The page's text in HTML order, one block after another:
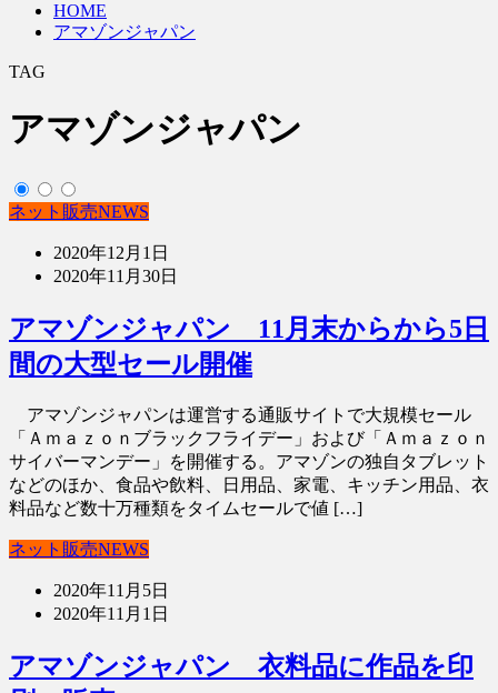
HOME
アマゾンジャパン
TAG
アマゾンジャパン
ネット販売NEWS
2020年12月1日
2020年11月30日
アマゾンジャパン 11月末からから5日
間の大型セール開催
アマゾンジャパンは運営する通販サイトで大規模セール
「Ａｍａｚｏｎブラックフライデー」および「Ａｍａｚｏｎ
サイバーマンデー」を開催する。アマゾンの独自タブレット
などのほか、食品や飲料、日用品、家電、キッチン用品、衣
料品など数十万種類をタイムセールで値 […]
ネット販売NEWS
2020年11月5日
2020年11月1日
アマゾンジャパン 衣料品に作品を印